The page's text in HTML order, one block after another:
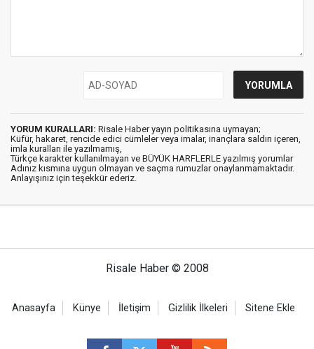
YORUM KURALLARI: Risale Haber yayın politikasına uymayan;
Küfür, hakaret, rencide edici cümleler veya imalar, inançlara saldırı içeren,
imla kuralları ile yazılmamış,
Türkçe karakter kullanılmayan ve BÜYÜK HARFLERLE yazılmış yorumlar
Adınız kısmına uygun olmayan ve saçma rumuzlar onaylanmamaktadır.
Anlayışınız için teşekkür ederiz.
Risale Haber © 2008
Anasayfa Künye İletişim Gizlilik İlkeleri Sitene Ekle